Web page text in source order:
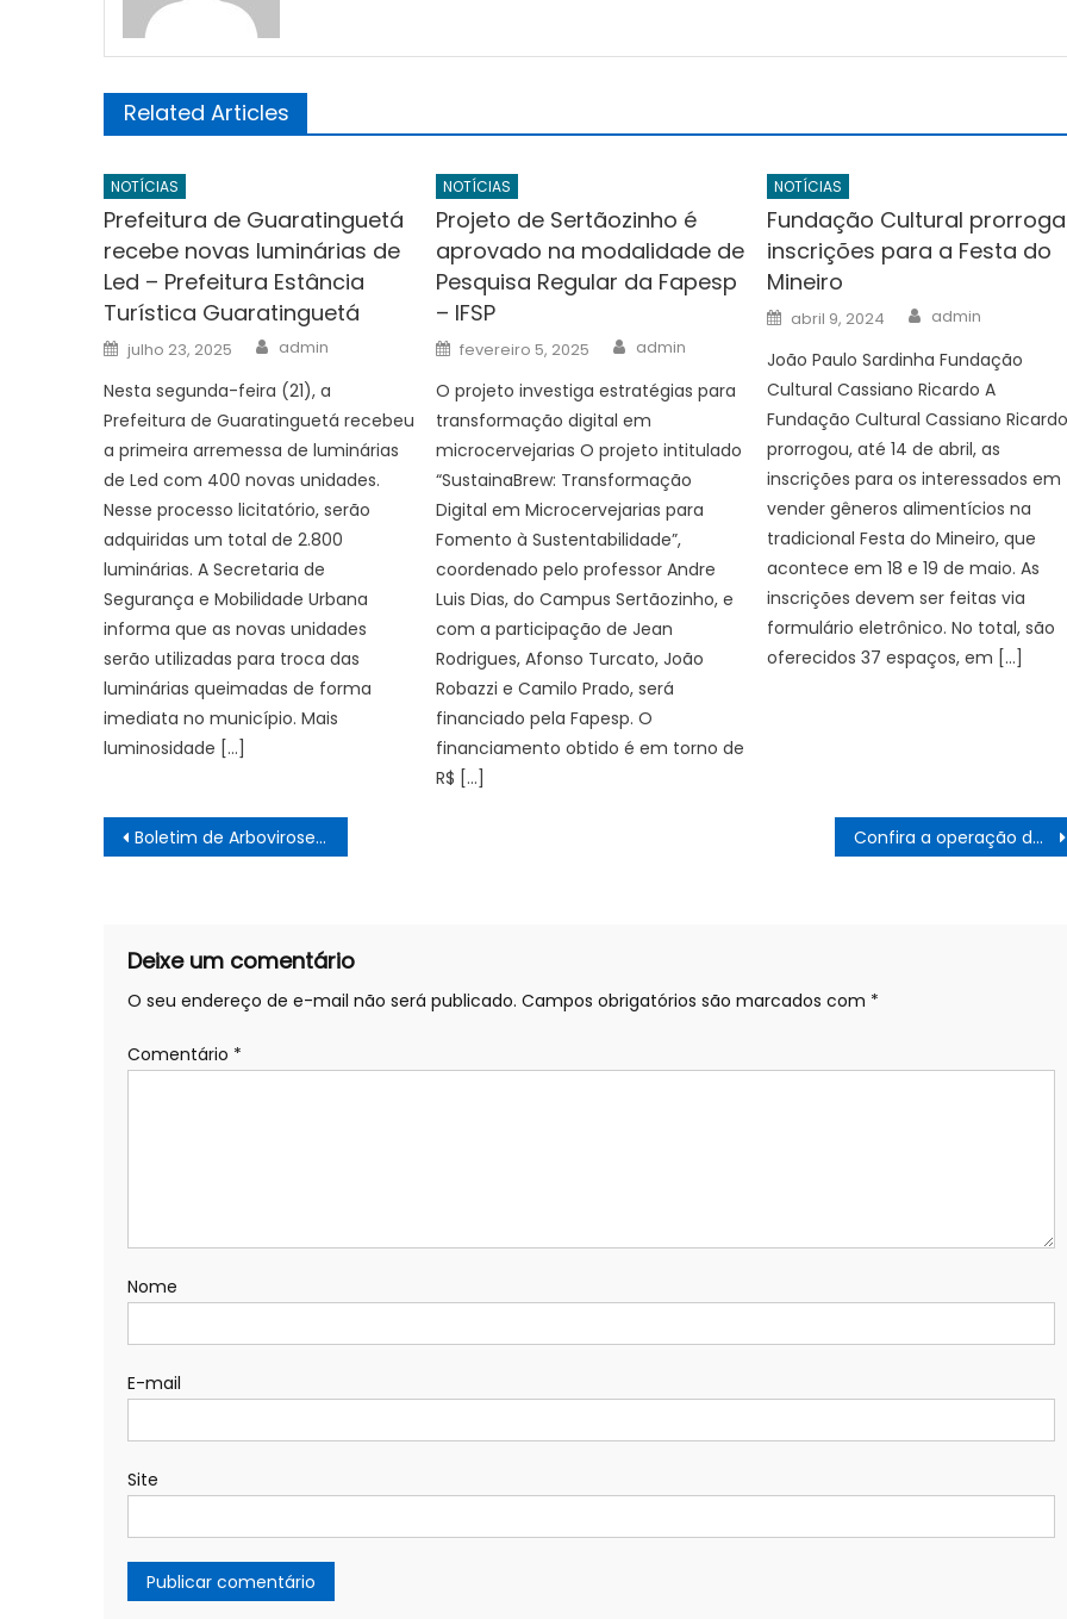
Related Articles
NOTÍCIAS
Prefeitura de Guaratinguetá
recebe novas luminárias de
Led – Prefeitura Estância
Turística Guaratinguetá
Posted
on
julho 23, 2025 Author
admin
Nesta segunda-feira (21), a
Prefeitura de Guaratinguetá recebeu
a primeira arremessa de luminárias
de Led com 400 novas unidades.
Nesse processo licitatório, serão
adquiridas um total de 2.800
luminárias. A Secretaria de
Segurança e Mobilidade Urbana
informa que as novas unidades
serão utilizadas para troca das
luminárias queimadas de forma
imediata no município. Mais
luminosidade […]
NOTÍCIAS
Projeto de Sertãozinho é
aprovado na modalidade de
Pesquisa Regular da Fapesp
– IFSP
Posted
on
fevereiro 5, 2025 Author
admin
O projeto investiga estratégias para
transformação digital em
microcervejarias O projeto intitulado
“SustainaBrew: Transformação
Digital em Microcervejarias para
Fomento à Sustentabilidade”,
coordenado pelo professor Andre
Luis Dias, do Campus Sertãozinho, e
com a participação de Jean
Rodrigues, Afonso Turcato, João
Robazzi e Camilo Prado, será
financiado pela Fapesp. O
financiamento obtido é em torno de
R$ […]
NOTÍCIAS
Fundação Cultural prorroga
inscrições para a Festa do
Mineiro
Posted
on
abril 9, 2024 Author
admin
João Paulo Sardinha Fundação
Cultural Cassiano Ricardo A
Fundação Cultural Cassiano
prorrogou, até 14 de abril, as
inscrições para os interessados em
vender gêneros alimentícios na
tradicional Festa do Mineiro, que
acontece em 18 e 19 de maio. As
inscrições devem ser feitas via
formulário eletrônico. No total, são
oferecidos 37 espaços, em […]
Navegação
de
Boletim de Arboviroses monitora casos de dengue no município – Prefeitura Municipal de Ubatuba Confira a operação dos transportes de SP nos feriados dos dias 15 e 20 de novembro
Deixe um comentário
O seu endereço de e-mail não será publicado. Campos obrigatórios são marcados com *
Comentário *
Nome
E-mail
Site